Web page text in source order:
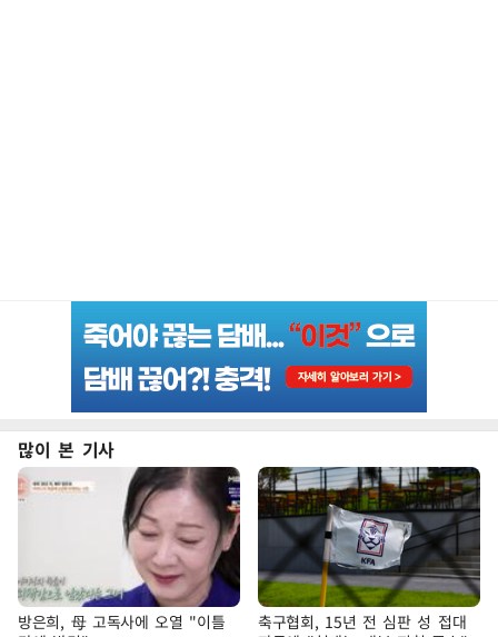
많이 본 기사
방은희, 母 고독사에 오열 "이틀
축구협회, 15년 전 심판 성 접대